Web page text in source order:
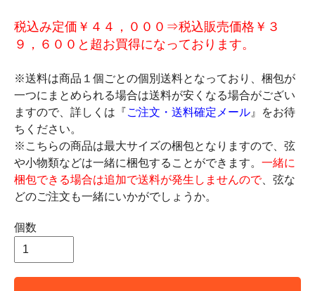
税込み定価￥４４，０００⇒税込販売価格￥３
９，６００と超お買得になっております。
※送料は商品１個ごとの個別送料となっており、梱包が
一つにまとめられる場合は送料が安くなる場合がござい
ますので、詳しくは『ご注文・送料確定メール 』をお待
ちください。
※こちらの商品は最大サイズの梱包となりますので、弦
や小物類などは一緒に梱包することができます。 一緒に
梱包できる場合は追加で送料が発生しませんので、弦な
どのご注文も一緒にいかがでしょうか。
個数